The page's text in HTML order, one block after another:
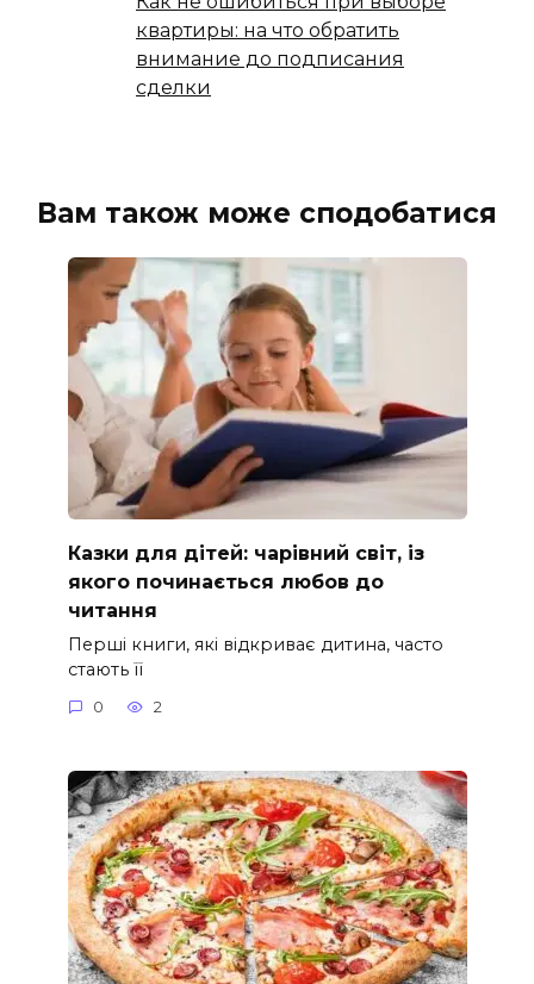
квартиры: на что обратить
внимание до подписания
сделки
Вам також може сподобатися
Казки для дітей: чарівний світ, із
якого починається любов до
читання
Перші книги, які відкриває дитина, часто
стають її
0 2